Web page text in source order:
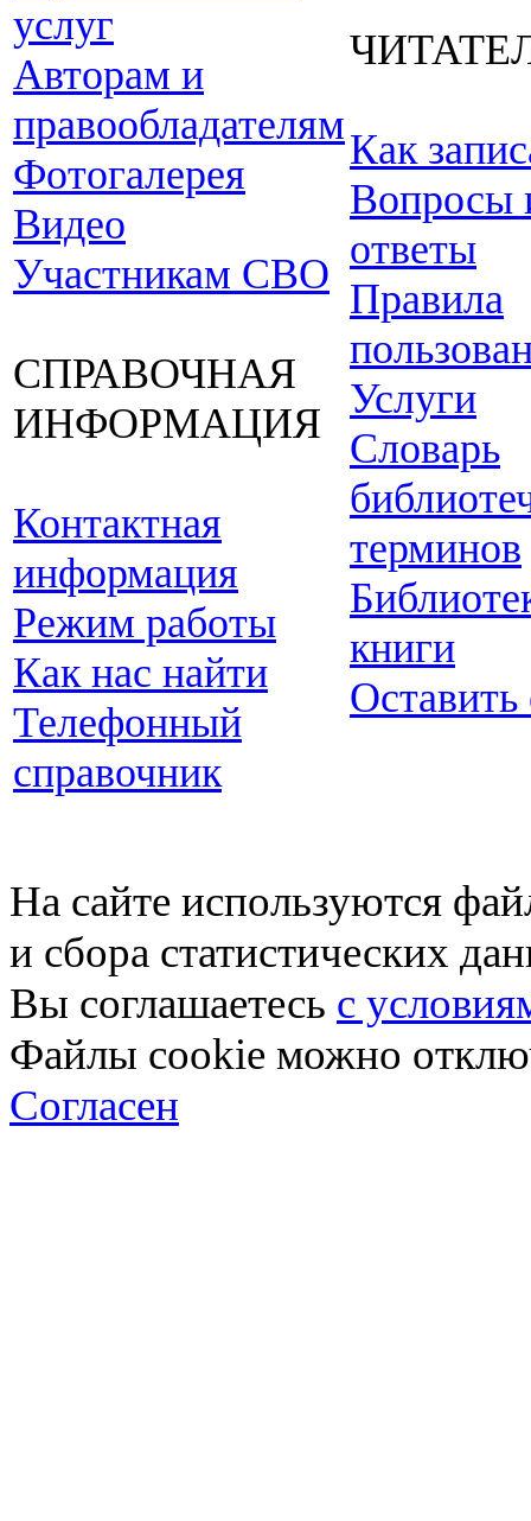
услуг
Авторам и
правообладателям
Фотогалерея
Видео
Участникам СВО
СПРАВОЧНАЯ
ИНФОРМАЦИЯ
Контактная
информация
Режим работы
Как нас найти
Телефонный
справочник
Как
Вопросы
ответы
Правила
Услуги
Словарь
терминов
книги
Оставить
На сайте используются
и сбора статистических
Вы соглашаетесь с
Файлы cookie можно
Согласен